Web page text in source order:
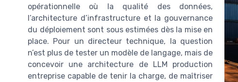
opérationnelle où la qualité des données,
l’architecture d’infrastructure et la gouvernance
du déploiement sont sous estimées dès la mise en
place. Pour un directeur technique, la question
n’est plus de tester un modèle de langage, mais de
concevoir une architecture de LLM production
entreprise capable de tenir la charge, de maîtriser